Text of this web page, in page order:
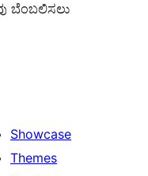
ಬೆಂಬಲಿಸಲು
Showcase
Themes